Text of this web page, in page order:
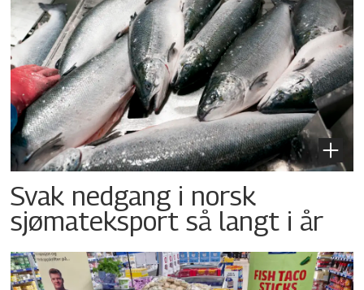
Svak nedgang i norsk
sjømateksport så langt i år